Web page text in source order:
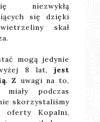
niezwykłą
się dzięki
skał
mogą jedynie
8 lat, jest
. Z uwagi na to,
podczas
skorzystaliśmy
oferty Kopalni,